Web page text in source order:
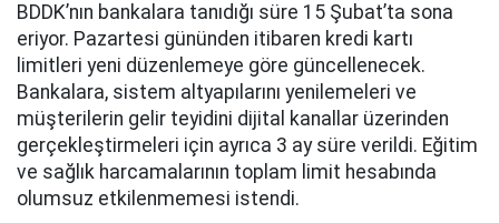
BDDK’nın bankalara tanıdığı süre 15 Şubat’ta sona
eriyor. Pazartesi gününden itibaren kredi kartı
limitleri yeni düzenlemeye göre güncellenecek.
Bankalara, sistem altyapılarını yenilemeleri ve
müşterilerin gelir teyidini dijital kanallar üzerinden
gerçekleştirmeleri için ayrıca 3 ay süre verildi. Eğitim
ve sağlık harcamalarının toplam limit hesabında
olumsuz etkilenmemesi istendi.